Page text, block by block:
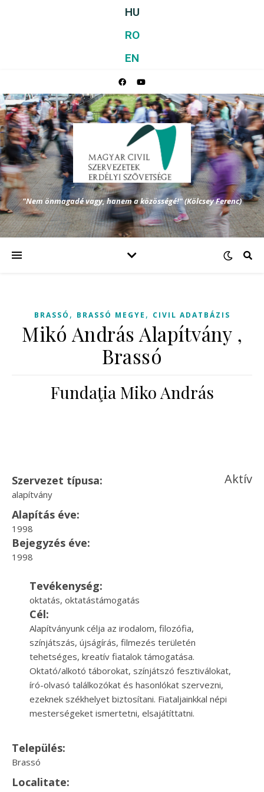
HU
RO
EN
"Nem önmagadé vagy, hanem a közösségé!" (Kölcsey Ferenc)
BRASSÓ , BRASSÓ MEGYE , CIVIL ADATBÁZIS
Mikó András Alapítvány ,
Brassó
Fundaţia Miko András
Szervezet típusa:
alapítvány
Aktív
Alapítás éve:
1998
Bejegyzés éve:
1998
Tevékenység:
oktatás, oktatástámogatás
Cél:
Alapítványunk célja az irodalom, filozófia,
színjátszás, újságírás, filmezés területén
tehetséges, kreatív fiatalok támogatása.
Oktató/alkotó táborokat, színjátszó fesztiválokat,
író-olvasó találkozókat és hasonlókat szervezni,
ezeknek székhelyet biztosítani. Fiataljainkkal népi
mesterségeket ismertetni, elsajátíttatni.
Település:
Brassó
Localitate: